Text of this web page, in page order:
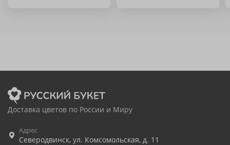
Доставка цветов по России и Миру
Адрес
Северодвинск, ул. Комсомольская, д. 11